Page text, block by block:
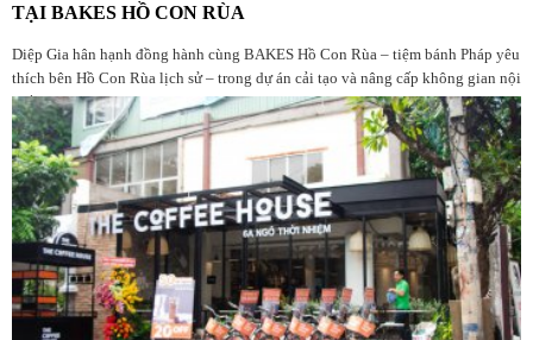
TẠI BAKES HỒ CON RÙA
Diệp Gia hân hạnh đồng hành cùng BAKES Hồ Con Rùa – tiệm bánh Pháp yêu
thích bên Hồ Con Rùa lịch sử – trong dự án cải tạo và nâng cấp không gian nội
thất